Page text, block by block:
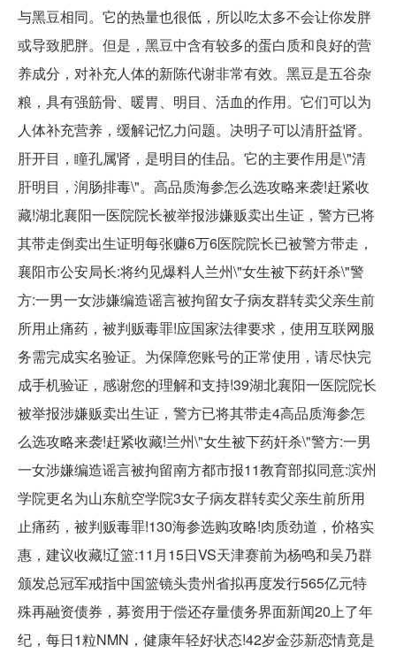
与黑豆相同。它的热量也很低，所以吃太多不会让你发胖
或导致肥胖。但是，黑豆中含有较多的蛋白质和良好的营
养成分，对补充人体的新陈代谢非常有效。黑豆是五谷杂
粮，具有强筋骨、暖胃、明目、活血的作用。它们可以为
人体补充营养，缓解记忆力问题。决明子可以清肝益肾。
肝开目，瞳孔属肾，是明目的佳品。它的主要作用是\"清
肝明目，润肠排毒\"。高品质海参怎么选攻略来袭!赶紧收
藏!湖北襄阳一医院院长被举报涉嫌贩卖出生证，警方已将
其带走倒卖出生证明每张赚6万6医院院长已被警方带走，
襄阳市公安局长:将约见爆料人兰州\"女生被下药奸杀\"警
方:一男一女涉嫌编造谣言被拘留女子病友群转卖父亲生前
所用止痛药，被判贩毒罪!应国家法律要求，使用互联网服
务需完成实名验证。为保障您账号的正常使用，请尽快完
成手机验证，感谢您的理解和支持!39湖北襄阳一医院院长
被举报涉嫌贩卖出生证，警方已将其带走4高品质海参怎
么选攻略来袭!赶紧收藏!兰州\"女生被下药奸杀\"警方:一男
一女涉嫌编造谣言被拘留南方都市报11教育部拟同意:滨州
学院更名为山东航空学院3女子病友群转卖父亲生前所用
止痛药，被判贩毒罪!130海参选购攻略!肉质劲道，价格实
惠，建议收藏!辽篮:11月15日VS天津赛前为杨鸣和吴乃群
颁发总冠军戒指中国篮镜头贵州省拟再度发行565亿元特
殊再融资债券，募资用于偿还存量债务界面新闻20上了年
纪，每日1粒NMN，健康年轻好状态!42岁金莎新恋情竟是